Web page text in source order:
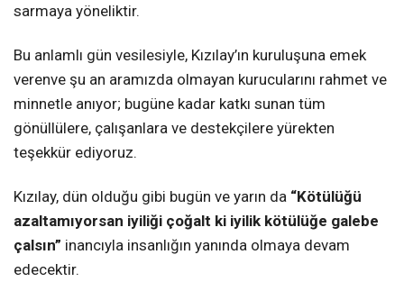
sarmaya yöneliktir.
Bu anlamlı gün vesilesiyle, Kızılay’ın kuruluşuna emek
verenve şu an aramızda olmayan kurucularını rahmet ve
minnetle anıyor; bugüne kadar katkı sunan tüm
gönüllülere, çalışanlara ve destekçilere yürekten
teşekkür ediyoruz.
Kızılay, dün olduğu gibi bugün ve yarın da “Kötülüğü
azaltamıyorsan iyiliği çoğalt ki iyilik kötülüğe galebe
çalsın” inancıyla insanlığın yanında olmaya devam
edecektir.